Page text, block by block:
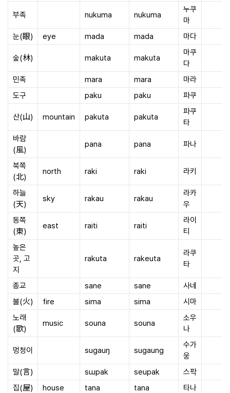
부족 nukuma nukuma
누쿠
마
눈(眼)
eye mada mada 마다
숲(林) makuta makuta
마쿠
다
민족
mara mara
마라
도구
paku paku 파쿠
산(山) mountain pakuta pakuta
파쿠
타
바람
(風)
pana pana 파나
북쪽
(北)
north raki raki 라키
하늘
(天)
sky rakau rakau
라카
우
동쪽
(東)
east raiti raiti
라이
티
높은
곳, 고
지
rakuta rakeuta
라쿠
타
종교 sane sane
사네
불(火)
fire sima sima
시마
노래
(歌)
music souna souna
소우
나
멍청이 sugauŋ sugaung
수가
웅
말(言)
sɯpak seupak
스팍
집(屋)
house tana tana
타나